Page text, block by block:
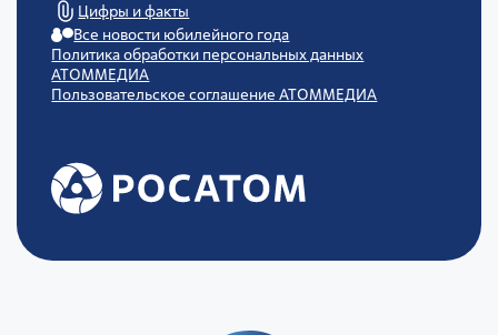
Цифры и факты
Все новости юбилейного года
Политика обработки персональных данных
АТОММЕДИА
Пользовательское соглашение АТОММЕДИА